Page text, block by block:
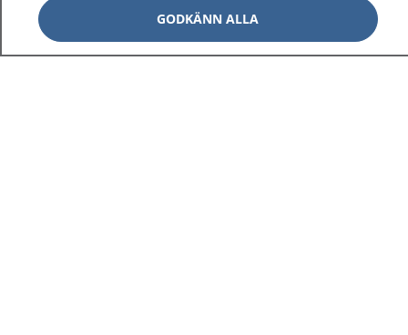
GODKÄNN ALLA